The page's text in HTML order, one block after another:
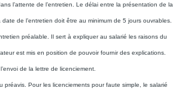
l’attente de l’entretien. Le délai entre la présentation de la
de l’entretien doit être au minimum de 5 jours ouvrables.
préalable. Il sert à expliquer au salarié les raisons du
est mis en position de pouvoir fournir des explications.
de la lettre de licenciement.
préavis. Pour les licenciements pour faute simple, le salarié